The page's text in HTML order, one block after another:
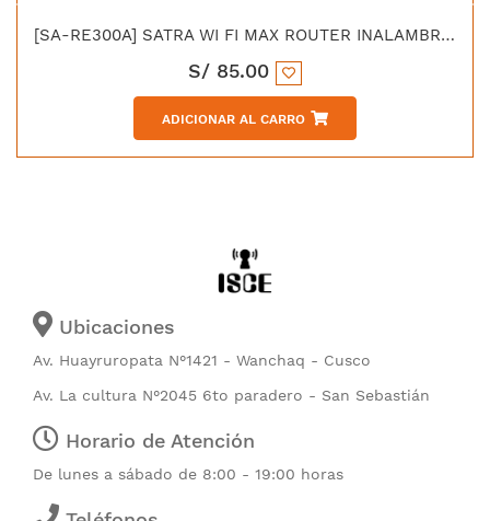
[SA-RE300A] SATRA WI FI MAX ROUTER INALAMBRICO DE 300MBPS
S/ 85.00
ADICIONAR AL CARRO
Ubicaciones
Av. Huayruropata N°1421 - Wanchaq - Cusco
Av. La cultura N°2045 6to paradero - San Sebastián
Horario de Atención
De lunes a sábado de 8:00 - 19:00 horas